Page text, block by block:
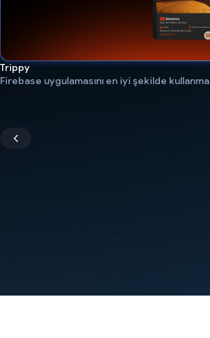
Trippy
Firebase uygulamasını en iyi şekilde kullanma